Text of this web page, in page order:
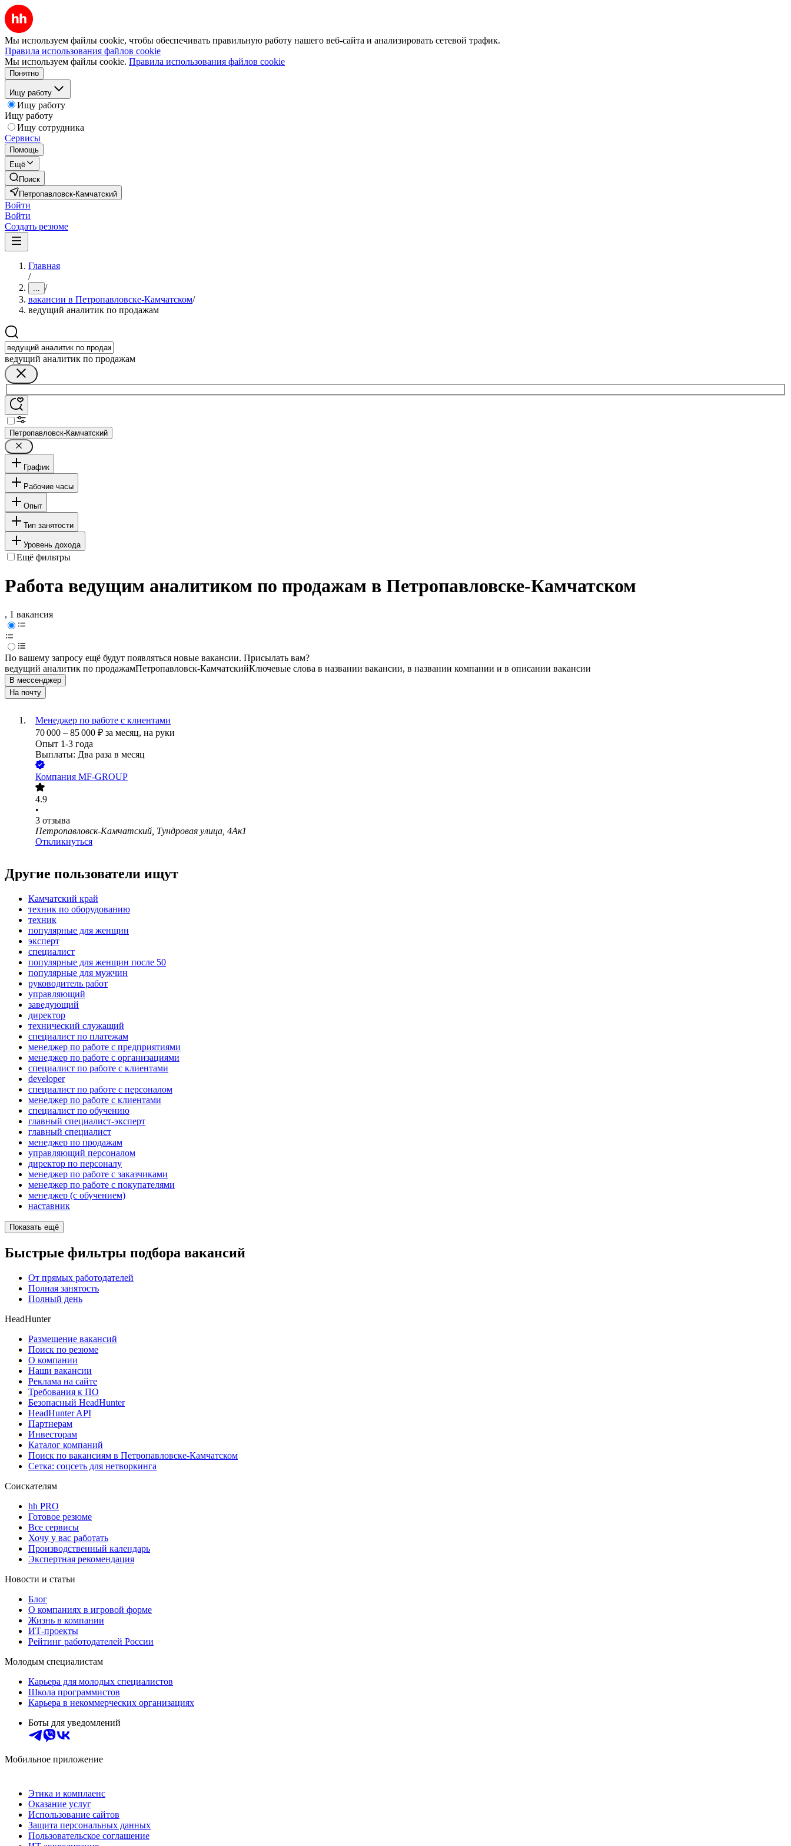
Мы используем файлы cookie, чтобы обеспечивать правильную работу нашего веб-сайта и анализировать сетевой трафик.
Правила использования файлов cookie
Мы используем файлы cookie. Правила использования файлов cookie
Понятно
Ищу работу
Ищу работу
Ищу работу
Ищу сотрудника
Сервисы
Помощь
Ещё
Поиск
Петропавловск-Камчатский
Войти
Войти
Создать резюме
Главная
/
... /
вакансии в Петропавловске-Камчатском/
ведущий аналитик по продажам
ведущий аналитик по продажам
Петропавловск-Камчатский
График
Рабочие часы
Опыт
Тип занятости
Уровень дохода
Ещё фильтры
Работа ведущим аналитиком по продажам в Петропавловске-Камчатском
, 1 вакансия
По вашему запросу ещё будут появляться новые вакансии. Присылать вам?
ведущий аналитик по продажамПетропавловск-КамчатскийКлючевые слова в названии вакансии, в названии компании и в описании вакансии
В мессенджер
На почту
Менеджер по работе с клиентами
70 000 – 85 000 ₽ за месяц, на руки
Опыт 1-3 года
Выплаты: Два раза в месяц
Компания MF-GROUP
4.9
•
3 отзыва
Петропавловск-Камчатский, Тундровая улица, 4Ак1
Откликнуться
Другие пользователи ищут
Камчатский край
техник по оборудованию
техник
популярные для женщин
эксперт
специалист
популярные для женщин после 50
популярные для мужчин
руководитель работ
управляющий
заведующий
директор
технический служащий
специалист по платежам
менеджер по работе с предприятиями
менеджер по работе с организациями
специалист по работе с клиентами
developer
специалист по работе с персоналом
менеджер по работе с клиентами
специалист по обучению
главный специалист-эксперт
главный специалист
менеджер по продажам
управляющий персоналом
директор по персоналу
менеджер по работе с заказчиками
менеджер по работе с покупателями
менеджер (с обучением)
наставник
Показать ещё
Быстрые фильтры подбора вакансий
От прямых работодателей
Полная занятость
Полный день
HeadHunter
Размещение вакансий
Поиск по резюме
О компании
Наши вакансии
Реклама на сайте
Требования к ПО
Безопасный HeadHunter
HeadHunter API
Партнерам
Инвесторам
Каталог компаний
Поиск по вакансиям в Петропавловске-Камчатском
Сетка: соцсеть для нетворкинга
Соискателям
hh PRO
Готовое резюме
Все сервисы
Хочу у вас работать
Производственный календарь
Экспертная рекомендация
Новости и статьи
Блог
О компаниях в игровой форме
Жизнь в компании
ИТ-проекты
Рейтинг работодателей России
Молодым специалистам
Карьера для молодых специалистов
Школа программистов
Карьера в некоммерческих организациях
Боты для уведомлений
Мобильное приложение
Этика и комплаенс
Оказание услуг
Использование сайтов
Защита персональных данных
Пользовательское соглашение